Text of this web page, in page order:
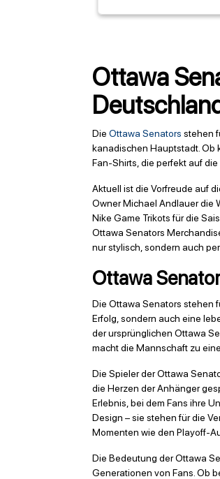
Ottawa
Die Ottawa Senators stehen
kanadischen Hauptstadt. Ob
Fan-Shirts, die perfekt auf
Aktuell ist die Vorfreude auf
Owner Michael Andlauer die
Nike Game Trikots für die
Ottawa Senators
nur stylisch, sondern auch
Ottawa
Die Ottawa Senators stehen
Erfolg, sondern auch eine
der ursprünglichen Ottawa
macht die Mannschaft zu
Die Spieler der Ottawa
die Herzen der Anhänger
Erlebnis, bei dem Fans ihre
Design – sie stehen für die
Momenten wie den Playoff-
Die Bedeutung der Ottawa
Generationen von Fans. Ob